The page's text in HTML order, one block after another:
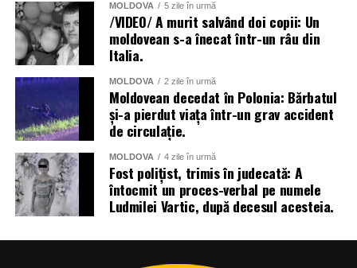
MOLDOVA 5 zile în urmă
/VIDEO/ A murit salvând doi copii: Un
moldovean s-a înecat într-un râu din
Italia.
MOLDOVA 2 zile în urmă
Moldovean decedat în Polonia: Bărbatul
și-a pierdut viața într-un grav accident
de circulație.
MOLDOVA 4 zile în urmă
Fost polițist, trimis în judecată: A
întocmit un proces-verbal pe numele
Ludmilei Vartic, după decesul acesteia.